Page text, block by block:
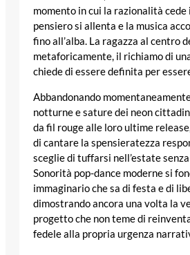
momento in cui la razionalità cede
pensiero si allenta e la musica
fino all’alba. La ragazza al centro
metaforicamente, il richiamo di
chiede di essere definita per
Abbandonando
notturne e sature dei neon
da fil rouge alle loro ultime
di cantare la spensieratezza
sceglie di tuffarsi nell’estate
Sonorità pop-dance moderne si
immaginario che sa di festa e di
dimostrando ancora una volta la
progetto che non teme di
fedele alla propria urgenza